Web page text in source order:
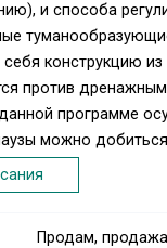
и способа
конструкцию
против
программе
можно
типа Крона. Срок
Продам,